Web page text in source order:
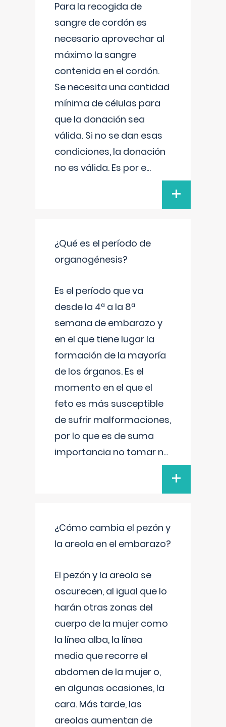
Para la recogida de
sangre de cordón es
necesario aprovechar al
máximo la sangre
contenida en el cordón.
Se necesita una cantidad
mínima de células para
que la donación sea
válida. Si no se dan esas
condiciones, la donación
no es válida. Es por e...
+
¿Qué es el período de
organogénesis?
Es el período que va
desde la 4ª a la 8ª
semana de embarazo y
en el que tiene lugar la
formación de la mayoría
de los órganos. Es el
momento en el que el
feto es más susceptible
de sufrir malformaciones,
por lo que es de suma
importancia no tomar n...
+
¿Cómo cambia el pezón y
la areola en el embarazo?
El pezón y la areola se
oscurecen, al igual que lo
harán otras zonas del
cuerpo de la mujer como
la línea alba, la línea
media que recorre el
abdomen de la mujer o,
en algunas ocasiones, la
cara. Más tarde, las
areolas aumentan de